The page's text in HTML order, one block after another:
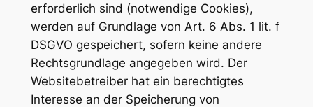
erforderlich sind (notwendige Cookies),
werden auf Grundlage von Art. 6 Abs. 1 lit. f
DSGVO gespeichert, sofern keine andere
Rechtsgrundlage angegeben wird. Der
Websitebetreiber hat ein berechtigtes
Interesse an der Speicherung von